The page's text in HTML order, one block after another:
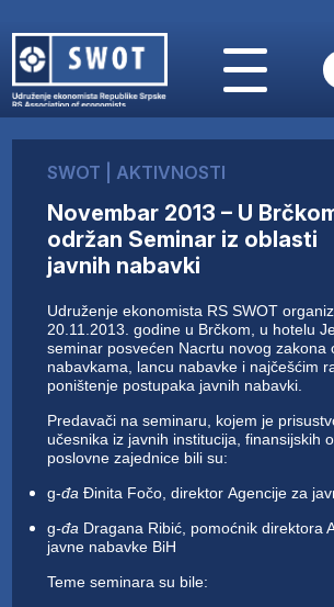
O NAMA
AKTUELNO
ANALIZE
KOMPANIJE
FINANSIJE
IZ STRANIH MEDIJA
AKTIVNOSTI
SWOT INTERVJU
UČLANI SE
KONTAKT
SWOT AKTIVNOSTI
Novembar 2013 – U
održan Seminar iz oblasti
javnih nabavki
Udruženje ekonomista RS SWOT
20.11.2013. godine u Brčkom, u hotelu
seminar posvećen Nacrtu novog zakona
nabavkama, lancu nabavke i najčešćim
poništenje postupaka javnih nabavki.
Predavači na seminaru, kojem je
učesnika iz javnih institucija, finansijskih
poslovne zajednice bili su:
g-đa Đinita Fočo, direktor Agencije za
g-đa Dragana Ribić, pomoćnik direktora
javne nabavke BiH
Teme seminara su bile: